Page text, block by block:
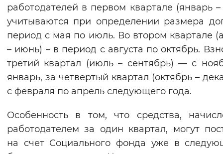
работодателей в первом квартале (январь
учитываются при определении размера
период с мая по июль. Во втором квартале
– июнь) – в период с августа по октябрь.
третий квартал (июль – сентябрь) — с
январь, за четвертый квартал (октябрь –
с февраля по апрель следующего года.
Особенность в том, что средства,
работодателем за один квартал, могут
на счет Социального фонда уже в